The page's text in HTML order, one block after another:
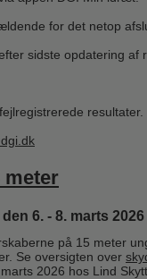
for det netop
sidste opdatering af
resultater.
meter
6. - 8. marts 2026
på 15 meter
Se oversigten over
2026 hos Lind